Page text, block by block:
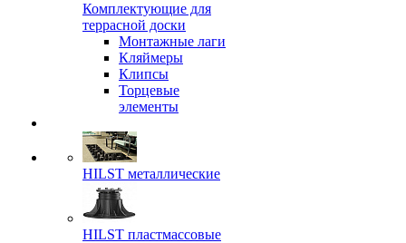
Комплектующие для
террасной доски
Монтажные лаги
Кляймеры
Клипсы
Торцевые
элементы
HILST металлические
HILST пластмассовые